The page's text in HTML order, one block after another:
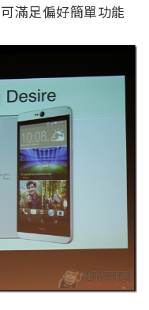
滿足偏好簡單功能